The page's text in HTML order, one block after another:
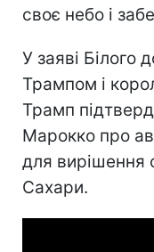
своє небо і
У заяві Білого
Трампом і
Трамп
Марокко про
для вирішення
Сахари.